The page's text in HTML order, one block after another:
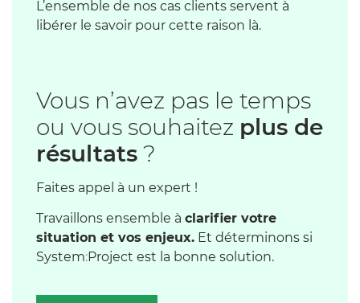
L’ensemble de nos cas clients servent à
libérer le savoir pour cette raison là.
Vous n’avez pas le temps
ou vous souhaitez plus de
résultats ?
Faites appel à un expert !
Travaillons ensemble à clarifier votre
situation et vos enjeux. Et déterminons si
System:Project est la bonne solution.